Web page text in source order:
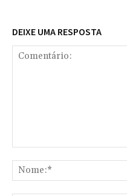
DEIXE UMA RESPOSTA